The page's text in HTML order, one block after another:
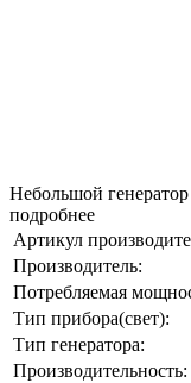
Небольшой
подробнее
Артикул
Производитель:
Потребляемая
Тип прибора(свет):
Тип генератора:
Производительность: